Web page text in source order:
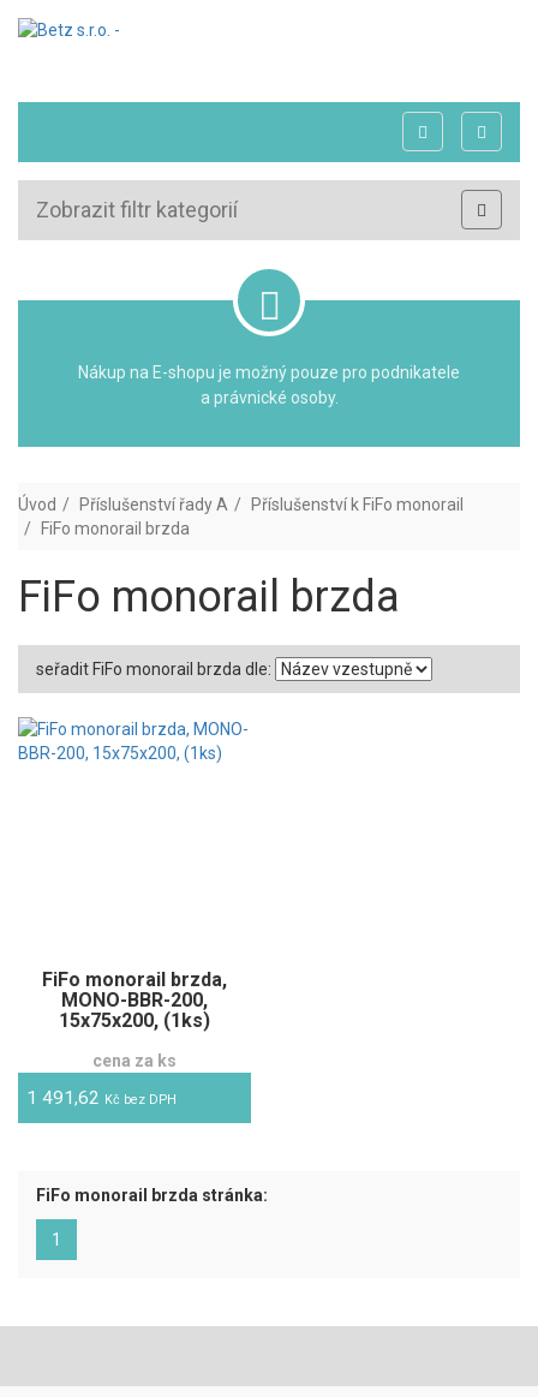
Zobrazit filtr kategorií
Nákup na E-shopu je možný pouze pro podnikatele
a právnické osoby.
Úvod Příslušenství řady A
Příslušenství k FiFo monorail
FiFo monorail brzda
FiFo monorail brzda
seřadit FiFo monorail brzda dle:
FiFo monorail brzda,
MONO-BBR-200,
15x75x200, (1ks)
cena za ks
1 491,62 Kč bez DPH
FiFo monorail brzda stránka:
1